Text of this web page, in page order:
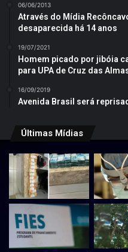
06/06/2013
Através do Mídia
desaparecida há 14 anos
19/07/2021
Homem picado por jibóia
para UPA de Cruz das
16/09/2019
Avenida Brasil será
Últimas Mídias